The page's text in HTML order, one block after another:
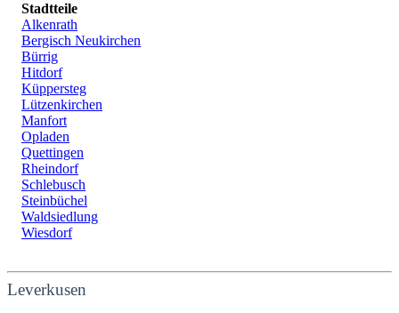
Stadtteile
Alkenrath
Bergisch Neukirchen
Bürrig
Hitdorf
Küppersteg
Lützenkirchen
Manfort
Opladen
Quettingen
Rheindorf
Schlebusch
Steinbüchel
Waldsiedlung
Wiesdorf
Leverkusen